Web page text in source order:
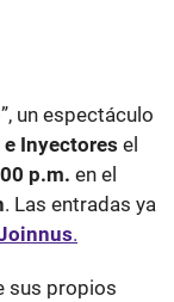
”, un espectáculo
Inyectores el
p.m. en el
. Las entradas ya
.
sus propios